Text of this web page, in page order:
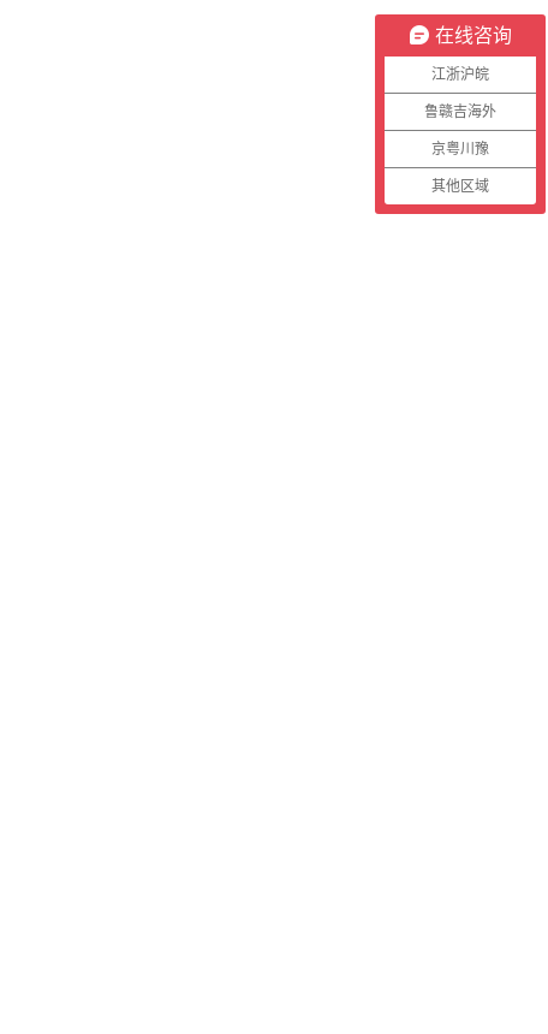
在线咨询
江浙沪皖
鲁赣吉海外
京粤川豫
其他区域